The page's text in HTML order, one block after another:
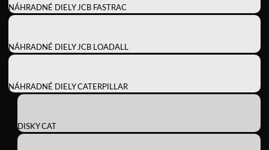
NÁHRADNÉ DIELY JCB FASTRAC
NÁHRADNÉ DIELY JCB LOADALL
NÁHRADNÉ DIELY CATERPILLAR
DISKY CAT